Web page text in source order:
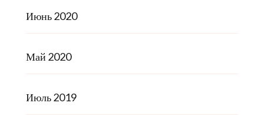
Июнь 2020
Май 2020
Июль 2019